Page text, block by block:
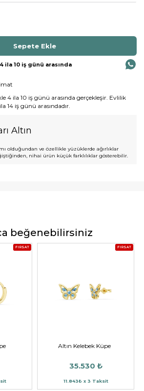
ila 10 iş günü arasında
4 ila 10 iş günü arasında gerçekleşir. Evlilik
14 iş günü arasındadır.
Altın
olduğundan ve özellikle yüzüklerde ağırlıklar
nihai ürün küçük farklılıklar gösterebilir.
beğenebilirsiniz
FIRSAT FIRSAT
Altın Kelebek Küpe
35.530 ₺
11.843₺ x 3 Taksit